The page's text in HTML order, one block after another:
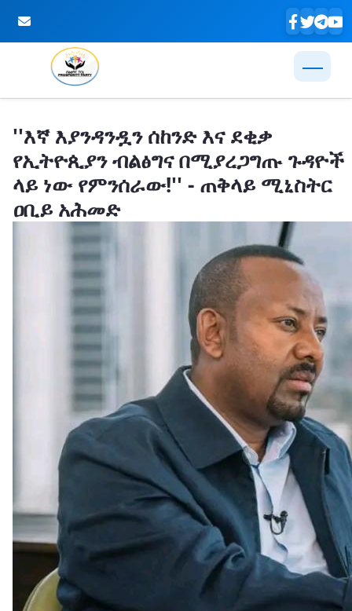
''እኛ እያንዳንዷን ሰከንድ እና ደቂቃ
የኢትዮጲያን ብልፅግና በሚያረጋግጡ ጉዳዮች
ላይ ነው የምንሰራው!'' - ጠቅላይ ሚኒስትር
ዐቢይ አሕመድ